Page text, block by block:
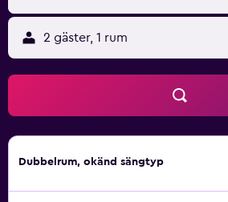
2 gäster, 1 rum
Dubbelrum, okänd sängtyp